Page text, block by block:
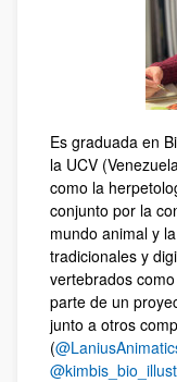
Es graduada en
la UCV
como la
conjunto por la
mundo animal y
tradicionales y
vertebrados
parte de un
junto a otros
(